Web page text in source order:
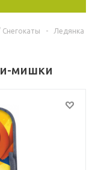
-
Ледянка
мишки